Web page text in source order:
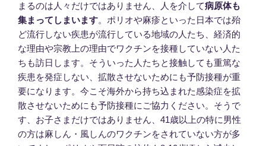
まるのは人々だけではありません、人を介して病原体も
集まってしまいます。ポリオや麻疹といった日本では殆
ど流行しない疾患が流行している地域の人たち、経済的
な理由や宗教上の理由でワクチンを接種していない人た
ちも訪日します。そういった人たちと接触しても重篤な
疾患を発症しない、拡散させないためにも予防接種が重
要になります。今こそ海外から持ち込まれた感染症を拡
散させないためにも予防接種にご協力ください。そうで
す、お子さまだけではありません、41歳以上の特に男性
の方は麻しん・風しんのワクチンをされていない方が多